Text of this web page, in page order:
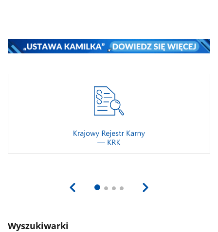
Wyszukiwarki